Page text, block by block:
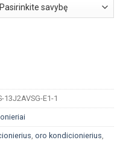
Toshiba Shorai Edge
13J2AVSG-E1-1
oro kondicionierius